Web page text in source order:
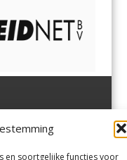
en soortgelijke functies voor
,Velsen-Zuid,
Driehuisen